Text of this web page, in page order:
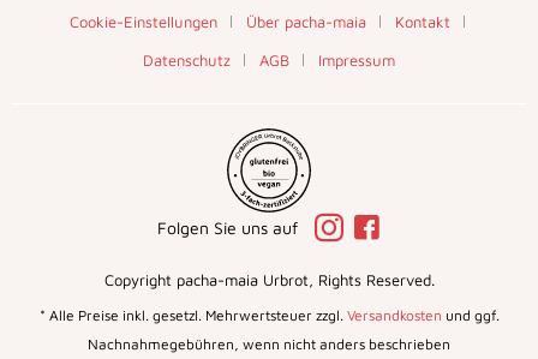
* Alle Preise inkl. gesetzl. Mehrwertsteuer zzgl. Versandkosten und ggf.
Nachnahmegebühren, wenn nicht anders beschrieben
Cookie-Einstellungen Über pacha-maia
Kontakt
Datenschutz
AGB Impressum
Copyright pacha-maia Urbrot, Rights Reserved.
Folgen Sie uns auf